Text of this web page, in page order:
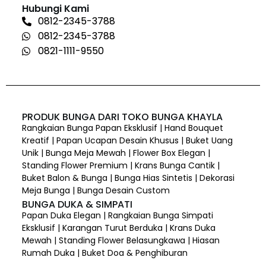
Hubungi Kami
0812-2345-3788
0812-2345-3788
0821-1111-9550
PRODUK BUNGA DARI TOKO BUNGA KHAYLA
Rangkaian Bunga Papan Eksklusif | Hand Bouquet
Kreatif | Papan Ucapan Desain Khusus | Buket Uang
Unik | Bunga Meja Mewah | Flower Box Elegan |
Standing Flower Premium | Krans Bunga Cantik |
Buket Balon & Bunga | Bunga Hias Sintetis | Dekorasi
Meja Bunga | Bunga Desain Custom
BUNGA DUKA & SIMPATI
Papan Duka Elegan | Rangkaian Bunga Simpati
Eksklusif | Karangan Turut Berduka | Krans Duka
Mewah | Standing Flower Belasungkawa | Hiasan
Rumah Duka | Buket Doa & Penghiburan